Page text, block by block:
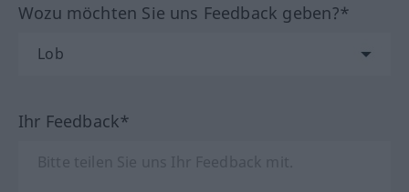
Wozu möchten Sie uns Feedback geben?*
Ihr Feedback*